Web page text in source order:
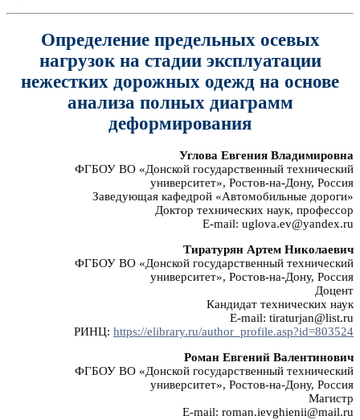
Определение предельных осевых
нагрузок на стадии эксплуатации
нежестких дорожных одежд на основе
анализа полных диаграмм
деформирования
Углова Евгения Владимировна
ФГБОУ ВО «Донской государственный технический
университет», Ростов-на-Дону, Россия
Заведующая кафедрой «Автомобильные дороги»
Доктор технических наук, профессор
E-mail: uglova.ev@yandex.ru
Тиратурян Артем Николаевич
ФГБОУ ВО «Донской государственный технический
университет», Ростов-на-Дону, Россия
Доцент
Кандидат технических наук
E-mail: tiraturjan@list.ru
РИНЦ: https://elibrary.ru/author_profile.asp?id=803524
Роман Евгений Валентинович
ФГБОУ ВО «Донской государственный технический
университет», Ростов-на-Дону, Россия
Магистр
E-mail: roman.ievghienii@mail.ru